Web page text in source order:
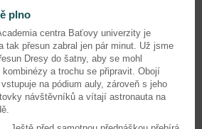
plno
centra Baťovy univerzity je
tak přesun zabral jen pár minut. Už jsme
Dresy do šatny, aby se mohl
a trochu se připravit. Obojí
na pódium auly, zároveň s jeho
návštěvníků a vítají astronauta na